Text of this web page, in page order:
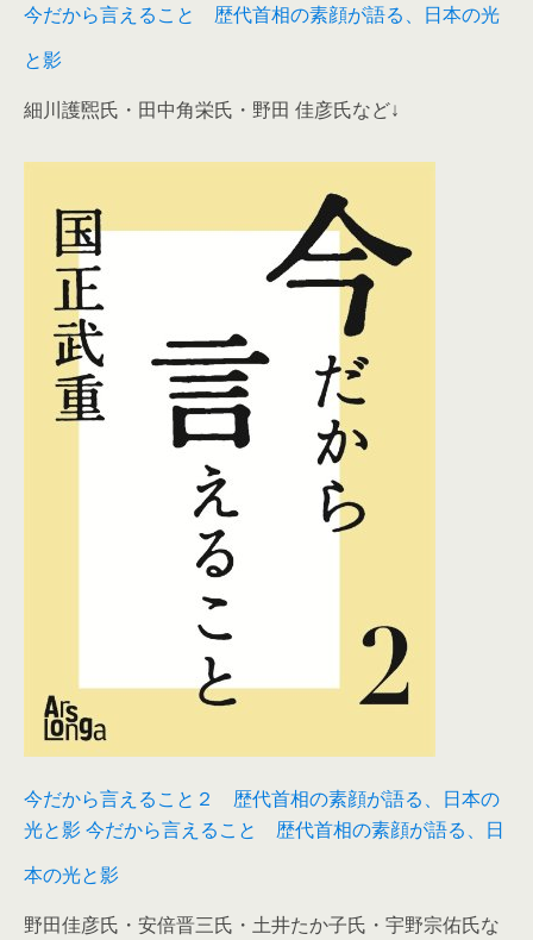
今だから言えること 歴代首相の素顔が語る、日本の光
と影
細川護煕氏・田中角栄氏・野田 佳彦氏など↓
今だから言えること２ 歴代首相の素顔が語る、日本の
光と影 今だから言えること 歴代首相の素顔が語る、日
本の光と影
野田佳彦氏・安倍晋三氏・土井たか子氏・宇野宗佑氏な